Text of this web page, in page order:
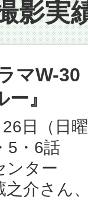
影実
マW-
』
日（日
5・6話
ンター
介さん